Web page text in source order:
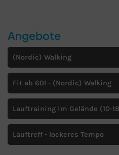
Angebote
(Nordic) Walking
Fit ab 60! - (Nordic) Walking
Lauftraining im Gelände (10-
Lauftreff - lockeres Tempo